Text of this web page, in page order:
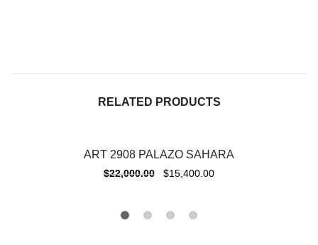
RELATED PRODUCTS
ART 2908 PALAZO SAHARA
$22,000.00 $15,400.00